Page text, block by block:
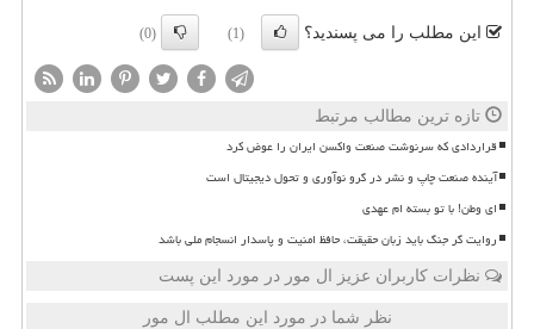
این مطلب را می پسندید؟ (1)
(0)
تازه ترین مطالب مرتبط
قراردادی که سرنوشت صنعت واکسن ایران را عوض کرد
آینده صنعت چاپ و نشر در گرو نوآوری و تحول دیجیتال است
ای وطن! با تو بسته ام عهدی
روایت گر جنگ باید زبان حقیقت، حافظ امنیت و پاسدار انسجام ملی باشد
نظرات کاربران عزیز ال مور در مورد این پست
نظر شما در مورد این مطلب ال مور